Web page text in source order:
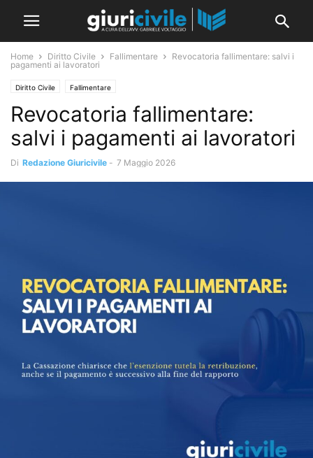
Home Diritto Civile Fallimentare
Revocatoria fallimentare: salvi i
pagamenti ai lavoratori
Diritto Civile Fallimentare
Revocatoria fallimentare:
salvi i pagamenti ai lavoratori
Di Redazione Giuricivile - 7 Maggio 2026